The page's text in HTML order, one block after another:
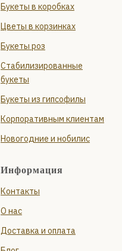
Букеты в коробках
Цветы в корзинках
Букеты роз
Стабилизированные
букеты
Букеты из гипсофилы
Корпоративным клиентам
Новогодние и нобилис
Информация
Контакты
О нас
Доставка и оплата